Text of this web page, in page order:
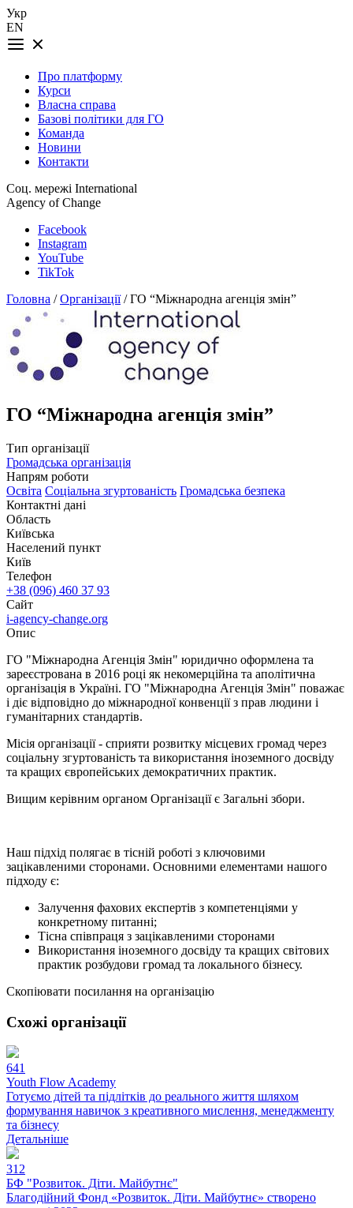
Укр
EN
Про платформу
Курси
Власна справа
Базові політики для ГО
Команда
Новини
Контакти
Соц. мережі International
Agency of Change
Facebook
Instagram
YouTube
TikTok
Головна /Організації/ ГО “Міжнародна агенція змін”
ГО “Міжнародна агенція змін”
Тип організації
Громадська організація
Напрям роботи
Oсвіта Соціальна згуртованість Громадська безпека
Контактні дані
Область
Київська
Населений пункт
Київ
Телефон
+38 (096) 460 37 93
Сайт
i-agency-change.org
Опис
ГО "Міжнародна Агенція Змін" юридично оформлена та
зареєстрована в 2016 році як некомерційна та аполітична
організація в Україні. ГО "Міжнародна Агенція Змін" поважає
і діє відповідно до міжнародної конвенції з прав людини і
гуманітарних стандартів.
Місія організації - сприяти розвитку місцевих громад через
соціальну згуртованість та використання іноземного досвіду
та кращих європейських демократичних практик.
Вищим керівним органом Організації є Загальні збори.
Наш підхід полягає в тісній роботі з ключовими
зацікавленими сторонами. Основними елементами нашого
підходу є:
Залучення фахових експертів з компетенціями у
конкретному питанні;
Тісна співпраця з зацікавленими сторонами
Використання іноземного досвіду та кращих світових
практик розбудови громад та локального бізнесу.
Скопіювати посилання на організацію
Схожі організації
641
Youth Flow Academy
Готуємо дітей та підлітків до реального життя шляхом
формування навичок з креативного мислення, менеджменту
та бізнесу
Детальніше
312
БФ "Розвиток. Діти. Майбутнє"
Благодійний Фонд «Розвиток. Діти. Майбутнє» створено